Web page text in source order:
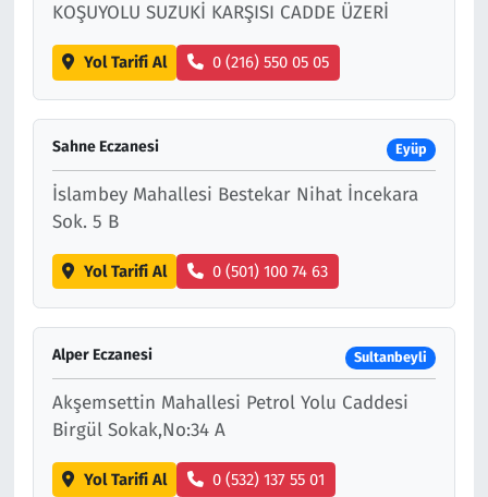
KOŞUYOLU SUZUKİ KARŞISI CADDE ÜZERİ
Yol Tarifi Al 0 (216) 550 05 05
Sahne Eczanesi Eyüp
İslambey Mahallesi Bestekar Nihat İncekara
Sok. 5 B
Yol Tarifi Al 0 (501) 100 74 63
Alper Eczanesi Sultanbeyli
Akşemsettin Mahallesi Petrol Yolu Caddesi
Birgül Sokak,No:34 A
Yol Tarifi Al 0 (532) 137 55 01